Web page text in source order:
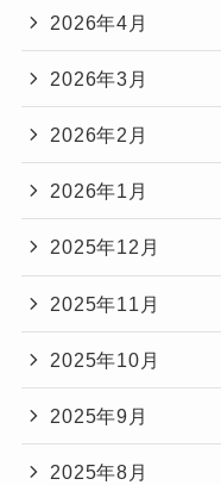
2026年4月
2026年3月
2026年2月
2026年1月
2025年12月
2025年11月
2025年10月
2025年9月
2025年8月